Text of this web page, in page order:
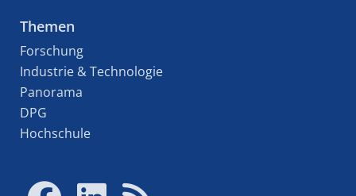
Themen
Forschung
Industrie & Technologie
Panorama
DPG
Hochschule